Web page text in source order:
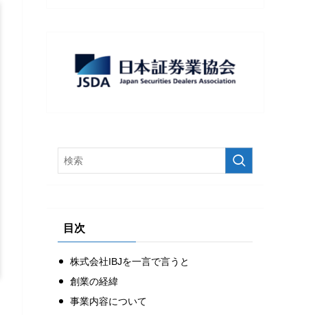
目次
株式会社IBJを一言で言うと
創業の経緯
事業内容について